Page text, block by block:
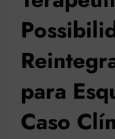
para
Caso